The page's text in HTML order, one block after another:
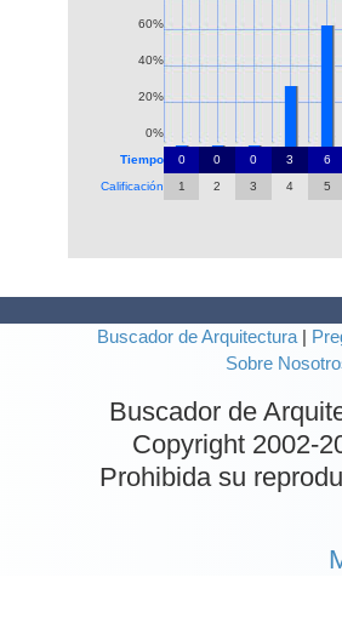
60%
40%
20%
0%
Tiempo
0 0 0 3
6
Calificación
1 2 3 4 5
Buscador de Arquitectura
Sobre
Buscador de
Copyright 2002-
Prohibida su